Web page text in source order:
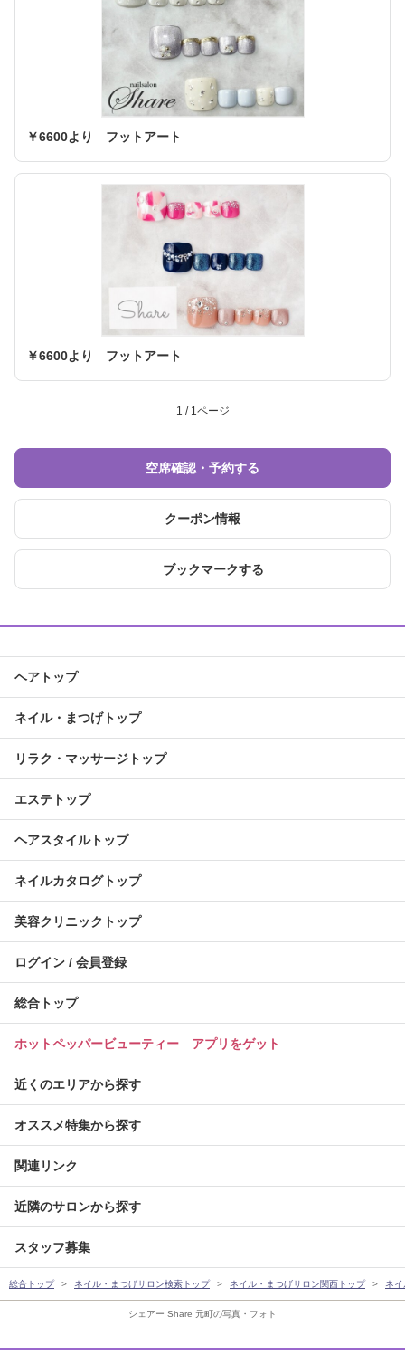
シェアー Share 元町の写真・フォト
￥6600より フットアート
￥6600より フットアート
1 / 1ページ
空席確認・予約する
クーポン情報
ブックマークする
ヘアトップ
ネイル・まつげトップ
リラク・マッサージトップ
エステトップ
ヘアスタイルトップ
ネイルカタログトップ
美容クリニックトップ
ログイン / 会員登録
総合トップ
ホットペッパービューティー アプリをゲット
近くのエリアから探す
オススメ特集から探す
関連リンク
近隣のサロンから探す
スタッフ募集
総合トップ ネイル・まつげサロン検索トップ ネイル・まつげサロン関西トップ ネ